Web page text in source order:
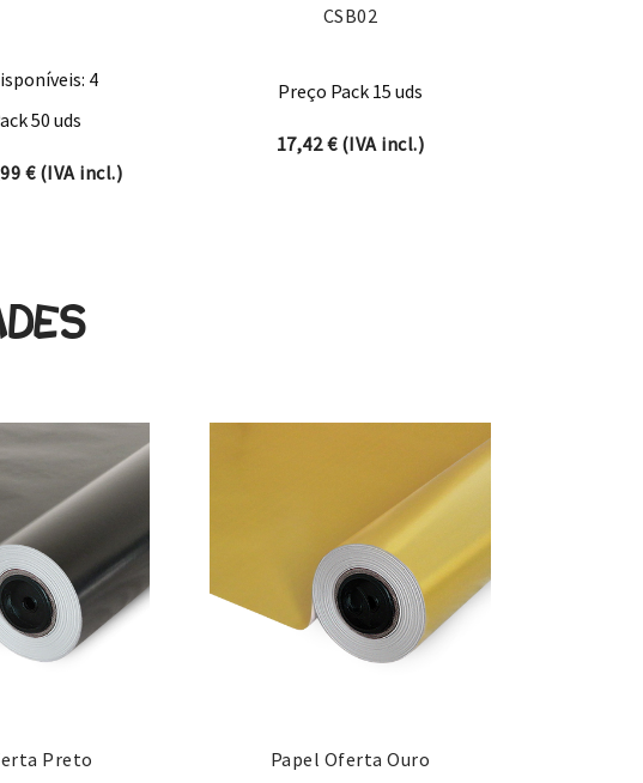
4
50 uds
€Price range: 10,29 € through 22,99 €
(IVA incl.)
CSB02
Preço Pack 15 uds
17,42€(IVA incl.)
Preto Papel Oferta Ouro